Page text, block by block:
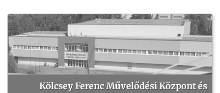
Kölcsey Ferenc Művelődési Központ és